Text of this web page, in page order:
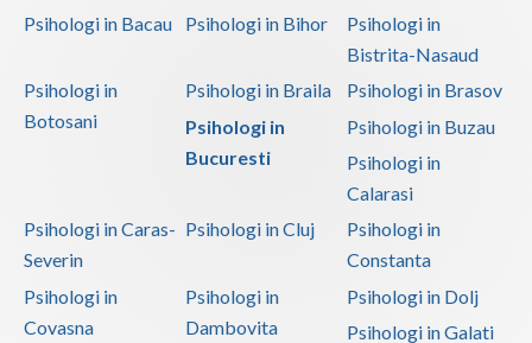
Psihologi in Bacau
Psihologi in Bihor
Psihologi in
Bistrita-Nasaud
Psihologi in
Botosani
Psihologi in Braila
Psihologi in Brasov
Psihologi in
Bucuresti
Psihologi in Buzau
Psihologi in
Calarasi
Psihologi in Caras-
Severin
Psihologi in Cluj
Psihologi in
Constanta
Psihologi in
Covasna
Psihologi in
Dambovita
Psihologi in Dolj
Psihologi in Galati